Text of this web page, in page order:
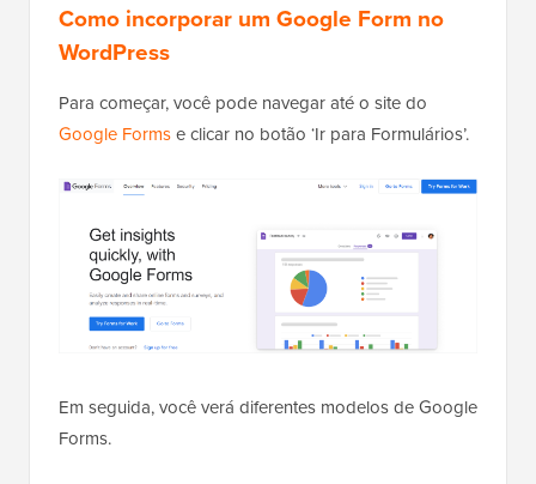
Como incorporar um Google Form no
WordPress
Para começar, você pode navegar até o site do
Google Formse clicar no botão ‘Ir para Formulários’.
Em seguida, você verá diferentes modelos de Google
Forms.